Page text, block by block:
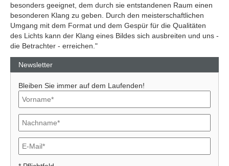
besonders geeignet, dem durch sie entstandenen Raum einen
besonderen Klang zu geben. Durch den meisterschaftlichen
Umgang mit dem Format und dem Gespür für die Qualitäten
des Lichts kann der Klang eines Bildes sich ausbreiten und uns -
die Betrachter - erreichen."
Newsletter
Bleiben Sie immer auf dem Laufenden!